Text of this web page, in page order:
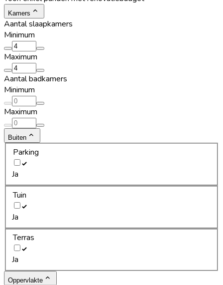
Kamers
Aantal slaapkamers
Minimum
Maximum
Aantal badkamers
Minimum
Maximum
Buiten
Parking
Ja
Tuin
Ja
Terras
Ja
Oppervlakte